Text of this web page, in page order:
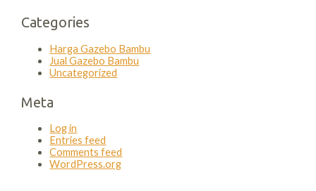
Categories
Harga Gazebo Bambu
Jual Gazebo Bambu
Uncategorized
Meta
Log in
Entries feed
Comments feed
WordPress.org